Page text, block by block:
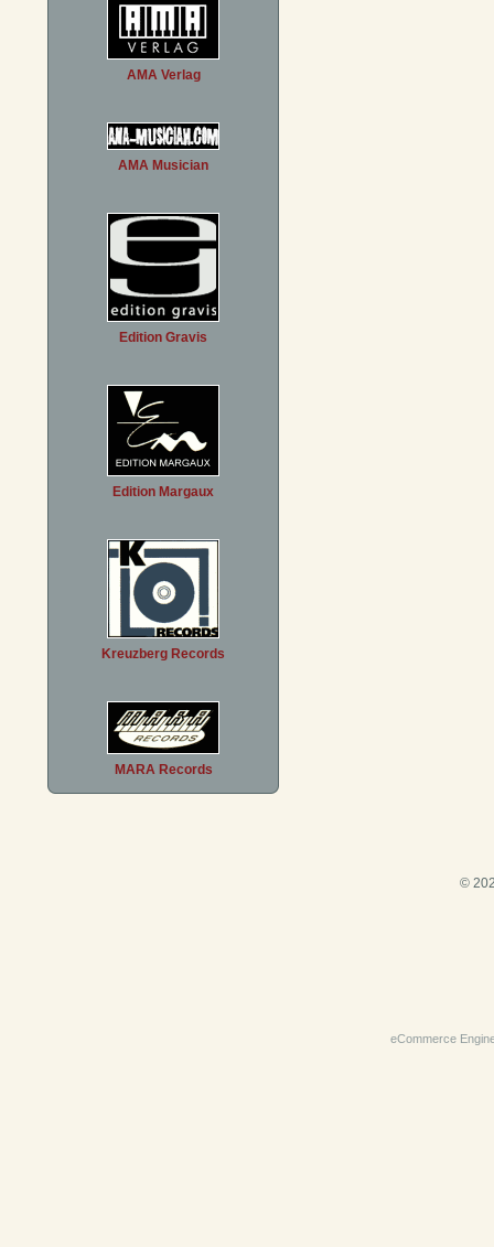
AMA Verlag
AMA Musician
Edition Gravis
Edition Margaux
Kreuzberg Records
MARA Records
©
eCommerce